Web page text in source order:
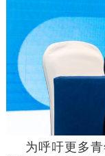
为呼吁更多